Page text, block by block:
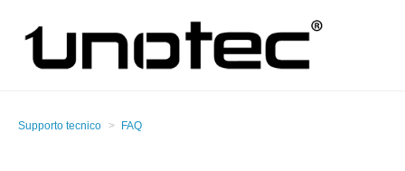
Supporto tecnico FAQ